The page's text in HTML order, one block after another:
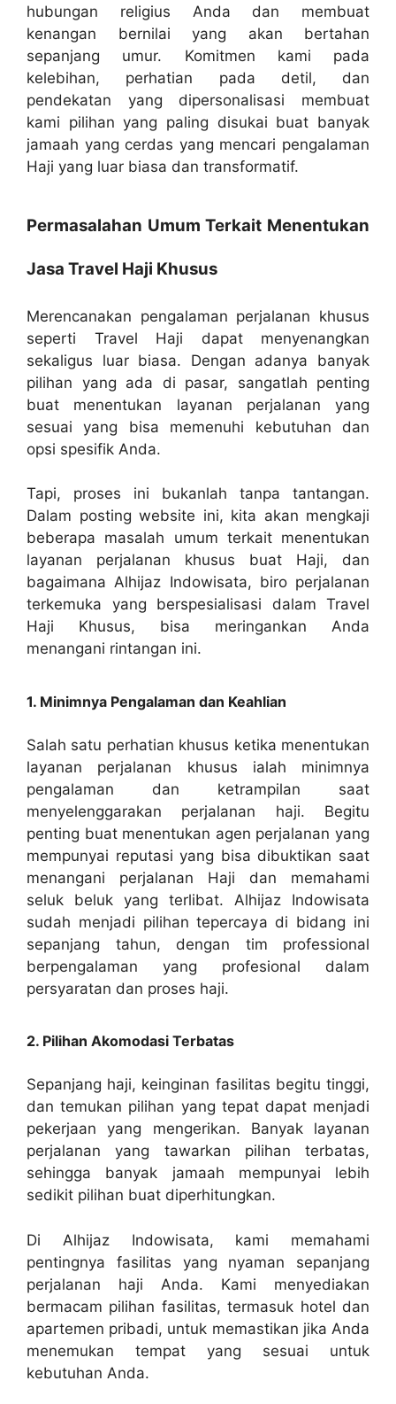
hubungan religius Anda dan membuat
kenangan bernilai yang akan bertahan
sepanjang umur. Komitmen kami pada
kelebihan, perhatian pada detil, dan
pendekatan yang dipersonalisasi membuat
kami pilihan yang paling disukai buat banyak
jamaah yang cerdas yang mencari pengalaman
Haji yang luar biasa dan transformatif.
Permasalahan Umum Terkait Menentukan
Jasa Travel Haji Khusus
Merencanakan pengalaman perjalanan khusus
seperti Travel Haji dapat menyenangkan
sekaligus luar biasa. Dengan adanya banyak
pilihan yang ada di pasar, sangatlah penting
buat menentukan layanan perjalanan yang
sesuai yang bisa memenuhi kebutuhan dan
opsi spesifik Anda.
Tapi, proses ini bukanlah tanpa tantangan.
Dalam posting website ini, kita akan mengkaji
beberapa masalah umum terkait menentukan
layanan perjalanan khusus buat Haji, dan
bagaimana Alhijaz Indowisata, biro perjalanan
terkemuka yang berspesialisasi dalam Travel
Haji Khusus, bisa meringankan Anda
menangani rintangan ini.
1. Minimnya Pengalaman dan Keahlian
Salah satu perhatian khusus ketika menentukan
layanan perjalanan khusus ialah minimnya
pengalaman dan ketrampilan saat
menyelenggarakan perjalanan haji. Begitu
penting buat menentukan agen perjalanan yang
mempunyai reputasi yang bisa dibuktikan saat
menangani perjalanan Haji dan memahami
seluk beluk yang terlibat. Alhijaz Indowisata
sudah menjadi pilihan tepercaya di bidang ini
sepanjang tahun, dengan tim professional
berpengalaman yang profesional dalam
persyaratan dan proses haji.
2. Pilihan Akomodasi Terbatas
Sepanjang haji, keinginan fasilitas begitu tinggi,
dan temukan pilihan yang tepat dapat menjadi
pekerjaan yang mengerikan. Banyak layanan
perjalanan yang tawarkan pilihan terbatas,
sehingga banyak jamaah mempunyai lebih
sedikit pilihan buat diperhitungkan.
Di Alhijaz Indowisata, kami memahami
pentingnya fasilitas yang nyaman sepanjang
perjalanan haji Anda. Kami menyediakan
bermacam pilihan fasilitas, termasuk hotel dan
apartemen pribadi, untuk memastikan jika Anda
menemukan tempat yang sesuai untuk
kebutuhan Anda.